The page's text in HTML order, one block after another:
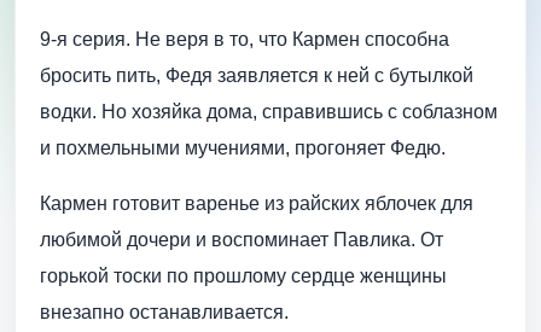
9-я серия. Не веря в то, что Кармен способна
бросить пить, Федя заявляется к ней с бутылкой
водки. Но хозяйка дома, справившись с соблазном
и похмельными мучениями, прогоняет Федю.
Кармен готовит варенье из райских яблочек для
любимой дочери и воспоминает Павлика. От
горькой тоски по прошлому сердце женщины
внезапно останавливается.